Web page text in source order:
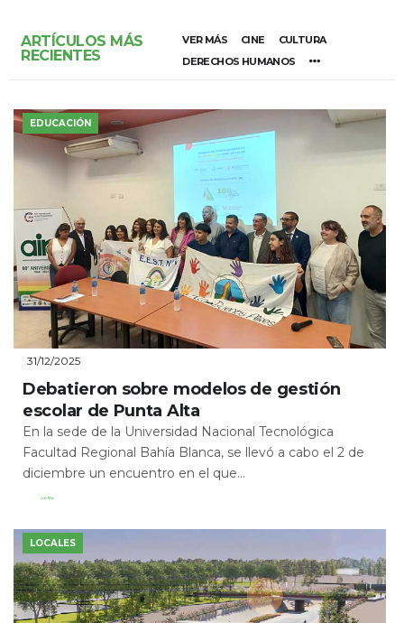
ARTÍCULOS MÁS
RECIENTES
VER MÁS CINE
CULTURA
DERECHOS HUMANOS
EDUCACIÓN
31/12/2025
Debatieron sobre modelos de gestión
escolar de Punta Alta
En la sede de la Universidad Nacional Tecnológica
Facultad Regional Bahía Blanca, se llevó a cabo el 2 de
diciembre un encuentro en el que...
Leer Más
LOCALES